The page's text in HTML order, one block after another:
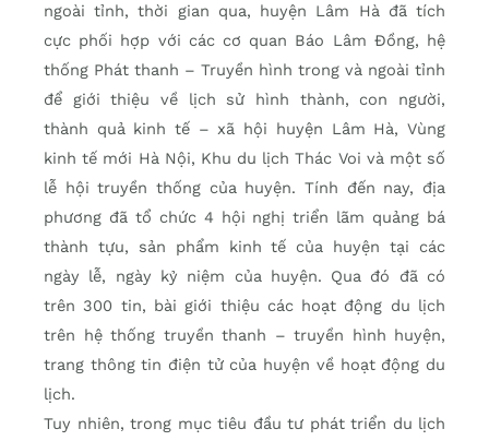
ngoài tỉnh, thời gian qua, huyện Lâm Hà đã tích
cực phối hợp với các cơ quan Báo Lâm Đồng, hệ
thống Phát thanh – Truyền hình trong và ngoài tỉnh
để giới thiệu về lịch sử hình thành, con người,
thành quả kinh tế – xã hội huyện Lâm Hà, Vùng
kinh tế mới Hà Nội, Khu du lịch Thác Voi và một số
lễ hội truyền thống của huyện. Tính đến nay, địa
phương đã tổ chức 4 hội nghị triển lãm quảng bá
thành tựu, sản phẩm kinh tế của huyện tại các
ngày lễ, ngày kỷ niệm của huyện. Qua đó đã có
trên 300 tin, bài giới thiệu các hoạt động du lịch
trên hệ thống truyền thanh – truyền hình huyện,
trang thông tin điện tử của huyện về hoạt động du
lịch.
Tuy nhiên, trong mục tiêu đầu tư phát triển du lịch